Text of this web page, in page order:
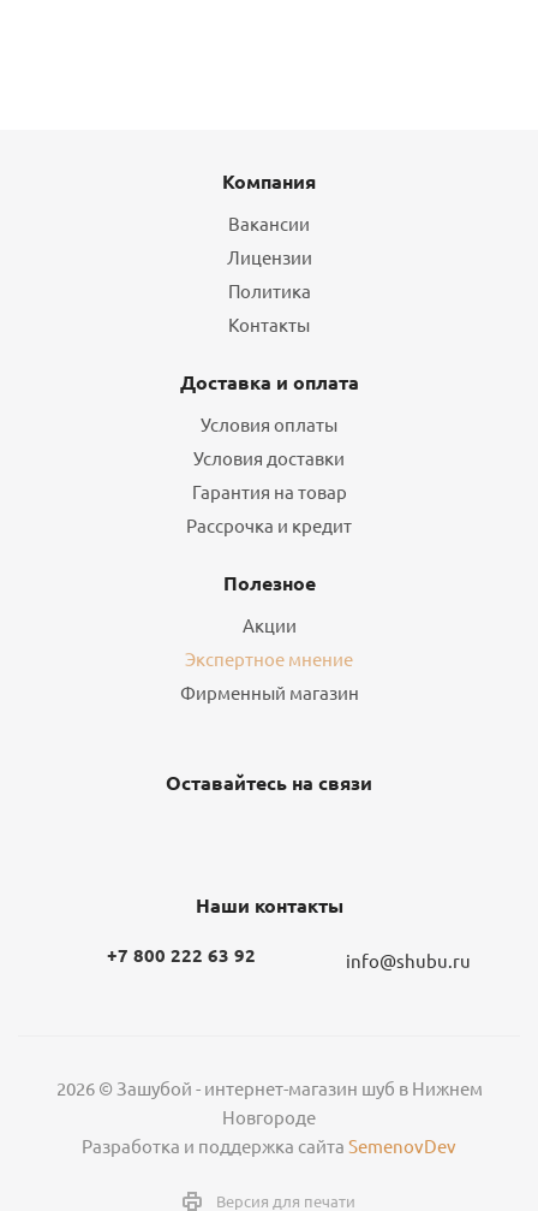
Компания
Вакансии
Лицензии
Политика
Контакты
Доставка и оплата
Условия оплаты
Условия доставки
Гарантия на товар
Рассрочка и кредит
Полезное
Акции
Экспертное мнение
Фирменный магазин
Оставайтесь на связи
Наши контакты
+7 800 222 63 92 info@shubu.ru
2026 © Зашубой - интернет-магазин шуб в Нижнем
Новгороде
Разработка и поддержка сайта SemenovDev
Версия для печати